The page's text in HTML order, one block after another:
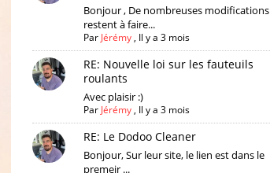
Bonjour , De nombreuses modifications
restent à faire...
Par Jérémy, Il y a 3 mois
RE: Nouvelle loi sur les fauteuils
roulants
Avec plaisir :)
Par Jérémy, Il y a 3 mois
RE: Le Dodoo Cleaner
Bonjour, Sur leur site, le lien est dans le
premeir ...